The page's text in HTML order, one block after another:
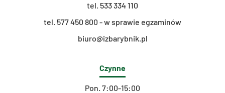
tel. 533 334 110
tel. 577 450 800 - w sprawie egzaminów
biuro@izbarybnik.pl
Czynne
Pon. 7:00-15:00